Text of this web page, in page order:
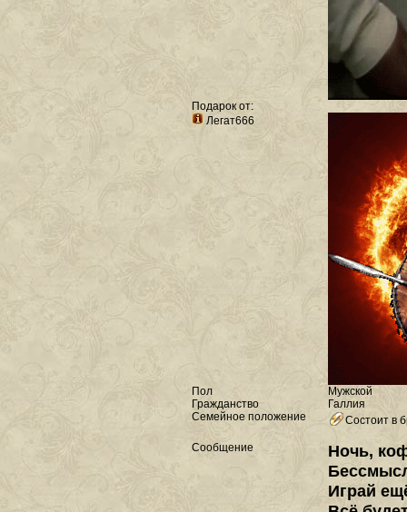
Подарок от:
Легат666
Пол
Мужской
Гражданство
Галлия
Семейное положение
Состоит в
Сообщение
Ночь,
Играй